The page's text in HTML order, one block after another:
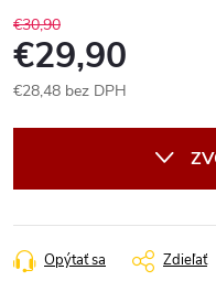
€30,90
€29,90
€28,48 bez DPH
Opýtať sa Zdieľať